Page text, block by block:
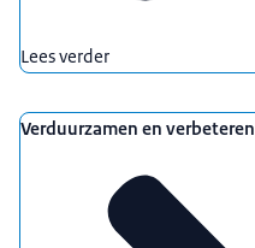
Lees verder
Verduurzamen en verbeteren